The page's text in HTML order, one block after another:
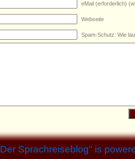
eMail (erforderlich)
Webseite
Spam-Schutz: Wie
Der Sprachreiseblog" is